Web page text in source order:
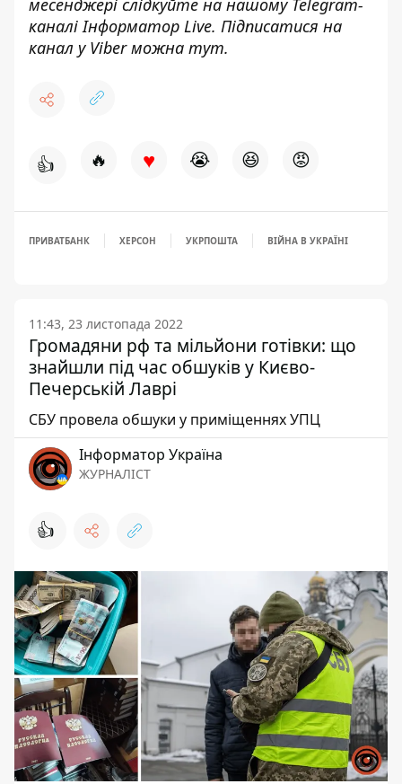
каналі Інформатор Live. Підписатися на
канал у Viber можна тут.
👍 🔥 ♥ 😭 😆 😡
ПРИВАТБАНК ХЕРСОН УКРПОШТА ВІЙНА В УКРАЇНІ
11:43, 23 листопада 2022
Громадяни рф та мільйони готівки: що
знайшли під час обшуків у Києво-
Печерській Лаврі
СБУ провела обшуки у приміщеннях УПЦ
Інформатор Україна
ЖУРНАЛІСТ
👍